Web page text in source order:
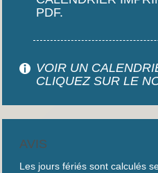
PDF.
VOIR UN
CLIQUEZ SUR LE
AVIS
Les jours fériés sont calculés